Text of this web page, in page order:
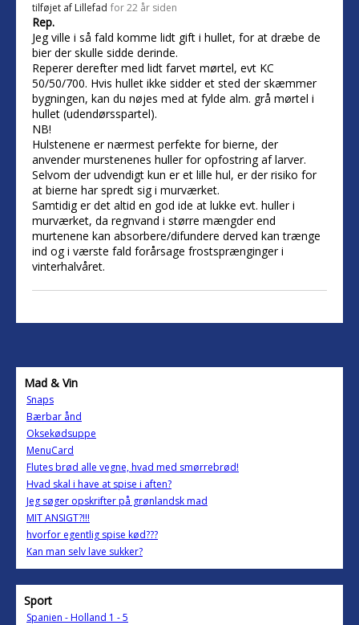
tilføjet af Lillefad for 22 år siden
Rep.
Jeg ville i så fald komme lidt gift i hullet, for at dræbe de
bier der skulle sidde derinde.
Reperer derefter med lidt farvet mørtel, evt KC
50/50/700. Hvis hullet ikke sidder et sted der skæmmer
bygningen, kan du nøjes med at fylde alm. grå mørtel i
hullet (udendørsspartel).
NB!
Hulstenene er nærmest perfekte for bierne, der
anvender murstenenes huller for opfostring af larver.
Selvom der udvendigt kun er et lille hul, er der risiko for
at bierne har spredt sig i murværket.
Samtidig er det altid en god ide at lukke evt. huller i
murværket, da regnvand i større mængder end
murtenene kan absorbere/difundere derved kan trænge
ind og i værste fald forårsage frostsprænginger i
vinterhalvåret.
Mad & Vin
Snaps
Bærbar ånd
Oksekødsuppe
MenuCard
Flutes brød alle vegne, hvad med smørrebrød!
Hvad skal i have at spise i aften?
Jeg søger opskrifter på grønlandsk mad
MIT ANSIGT?!!!
hvorfor egentlig spise kød???
Kan man selv lave sukker?
Sport
Spanien - Holland 1 - 5